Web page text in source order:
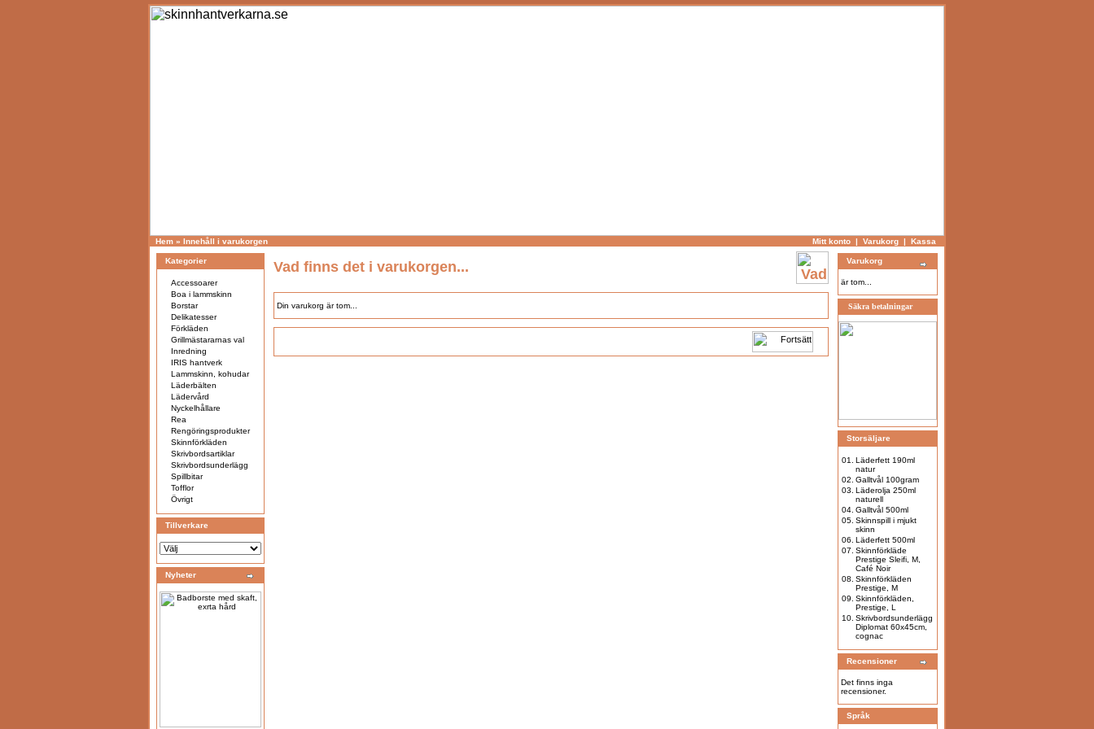
Hem » Innehåll i varukorgen Mitt konto | Varukorg | Kassa
Kategorier
Accessoarer
Boa i lammskinn
Borstar
Delikatesser
Förkläden
Grillmästararnas val
Inredning
IRIS hantverk
Lammskinn, kohudar
Läderbälten
Lädervård
Nyckelhållare
Rea
Rengöringsprodukter
Skinnförkläden
Skrivbordsartiklar
Skrivbordsunderlägg
Spillbitar
Tofflor
Övrigt
Tillverkare
Nyheter
Vad finns det i varukorgen...
Din varukorg är tom...
Varukorg
är tom...
Säkra betalningar
Storsäljare
01.
Läderfett 190ml
natur
02. Galltvål 100gram
03. Läderolja 250ml
naturell
04. Galltvål 500ml
05. Skinnspill i mjukt
skinn
06. Läderfett 500ml
07. Skinnförkläde
Prestige Sleifi, M,
Café Noir
08. Skinnförkläden
Prestige, M
09. Skinnförkläden,
Prestige, L
10. Skrivbordsunderlägg
Diplomat 60x45cm,
cognac
Recensioner
Det finns inga
recensioner.
Språk